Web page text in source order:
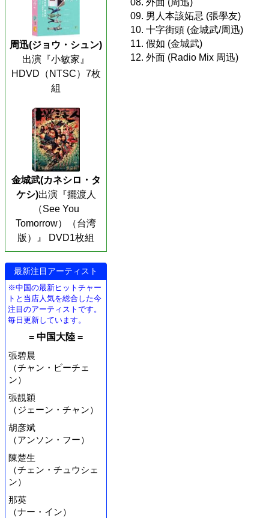
周迅(ジョウ・シュン)
出演『小敏家』
HDVD（NTSC）7枚
組
金城武(カネシロ・タ
ケシ)出演『擺渡人
（See You
Tomorrow）（台湾
版）』 DVD1枚組
最新注目アーティスト
※中国の最新ヒットチャー
トと当店人気を総合した今
注目のアーティストです。
毎日更新しています。
= 中国大陸 =
張碧晨
（チャン・ビーチェ
ン）
張靚穎
（ジェーン・チャン）
胡彦斌
（アンソン・フー）
陳楚生
（チェン・チュウシェ
ン）
那英
（ナー・イン）
08. 外面 (周迅)
09. 男人本該妬忌 (張學友)
10. 十字街頭 (金城武/周迅)
11. 假如 (金城武)
12. 外面 (Radio Mix 周迅)